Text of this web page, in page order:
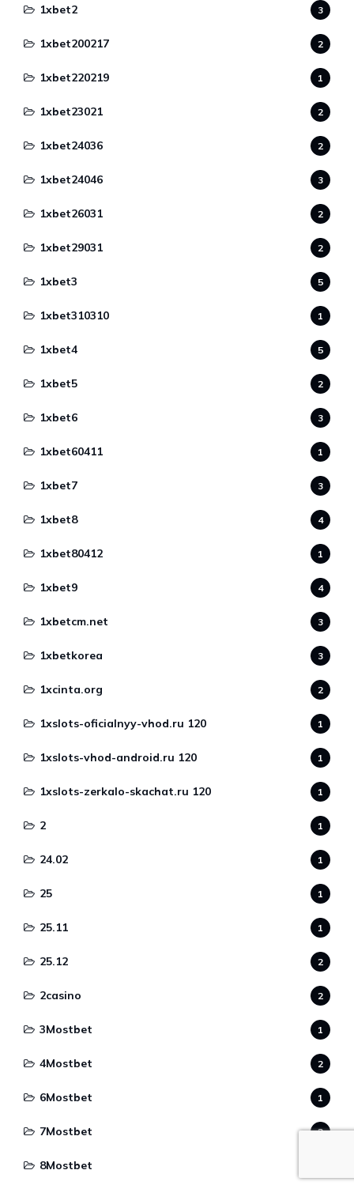
1xbet2 3
1xbet200217 2
1xbet220219 1
1xbet23021 2
1xbet24036 2
1xbet24046 3
1xbet26031 2
1xbet29031 2
1xbet3 5
1xbet310310 1
1xbet4 5
1xbet5 2
1xbet6 3
1xbet60411 1
1xbet7 3
1xbet8 4
1xbet80412 1
1xbet9 4
1xbetcm.net 3
1xbetkorea 3
1xcinta.org 2
1xslots-oficialnyy-vhod.ru 120 1
1xslots-vhod-android.ru 120 1
1xslots-zerkalo-skachat.ru 120 1
2 1
24.02 1
25 1
25.11 1
25.12 2
2casino 2
3Mostbet 1
4Mostbet 2
6Mostbet 1
7Mostbet 2
8Mostbet